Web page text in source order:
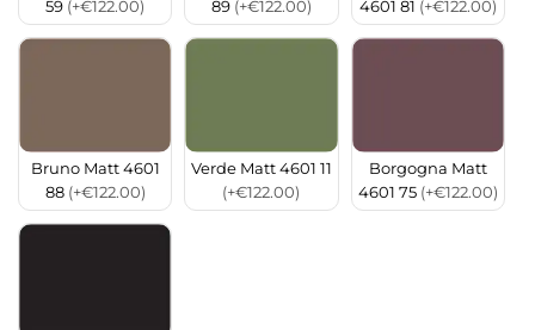
59 (+€122.00)
89 (+€122.00)
4601 81 (+€122.00)
Bruno Matt 4601
88 (+€122.00)
Verde Matt 4601 11
(+€122.00)
Borgogna Matt
4601 75 (+€122.00)